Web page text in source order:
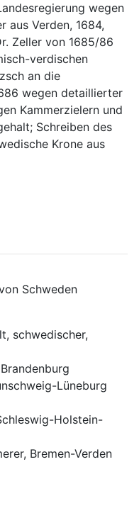
wegen
aus Verden, 1684,
Zeller von 1685/86
verdischen
an die
wegen detaillierter
Kammerzielern und
Schreiben des
Krone aus
Schweden
schwedischer,
Lüneburg
Holstein-
Bremen-Verden